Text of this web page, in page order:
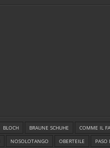
BLOCH BRAUNE SCHUHE
COMME IL
NOSOLOTANGO OBERTEILE
PASO